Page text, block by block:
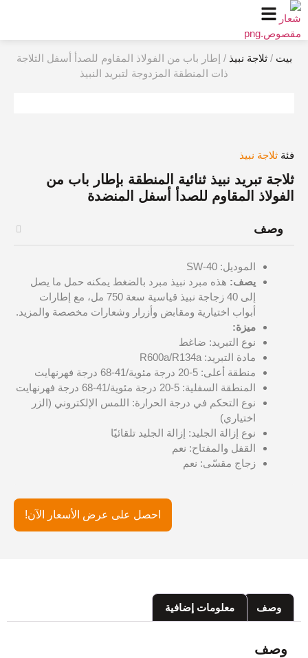
بيت /ثلاجة نبيذ / إطار باب من الفولاذ المقاوم للصدأ أسفل الثلاجة
ذات المنطقة المزدوجة لتبريد النبيذ
فئة ثلاجة نبيذ
ثلاجة تبريد نبيذ ثنائية المنطقة بإطار باب من
الفولاذ المقاوم للصدأ أسفل المنضدة
وصف
الموديل: SW-40
يصف: هذه مبرد نبيذ مبرد بالضغط يمكنه حمل ما يصل
إلى 40 زجاجة نبيذ قياسية سعة 750 مل، مع إطارات
أبواب اختيارية ومقابض وأزرار وشعارات مخصصة والمزيد.
ميزة:
نوع التبريد: ضاغط
مادة التبريد: R600a/R134a
منطقة أعلى: 5-20 درجة مئوية/41-68 درجة فهرنهايت
المنطقة السفلية: 5-20 درجة مئوية/41-68 درجة فهرنهايت
نوع التحكم في درجة الحرارة: اللمس الإلكتروني (الزر
اختياري)
نوع إزالة الجليد: إزالة الجليد تلقائيًا
القفل والمفتاح: نعم
زجاج مقسّى: نعم
احصل على عرض الأسعار الآن!
وصف معلومات إضافية
وصف